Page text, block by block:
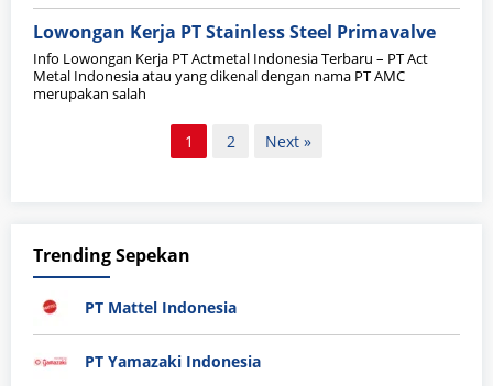
Lowongan Kerja PT Stainless Steel Primavalve
Info Lowongan Kerja PT Actmetal Indonesia Terbaru – PT Act
Metal Indonesia atau yang dikenal dengan nama PT AMC
merupakan salah
1 2 Next »
Trending Sepekan
PT Mattel Indonesia
PT Yamazaki Indonesia